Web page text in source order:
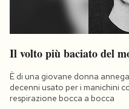
Il volto più baciato del
È di una giovane donna
decenni usato per i manichini
respirazione bocca a bocca